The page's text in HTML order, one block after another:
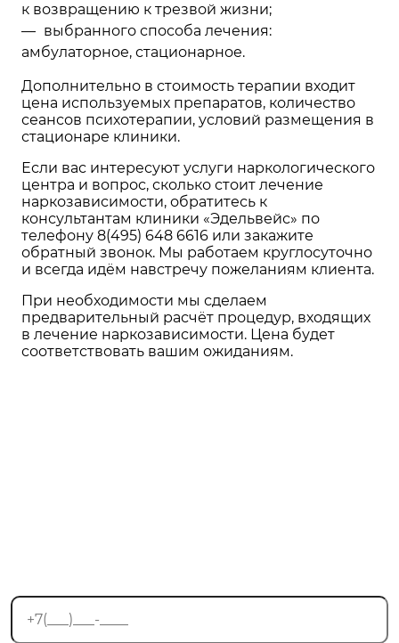
к возвращению к трезвой жизни;
выбранного способа лечения:
амбулаторное, стационарное.
Дополнительно в стоимость терапии входит
цена используемых препаратов, количество
сеансов психотерапии, условий размещения в
стационаре клиники.
Если вас интересуют услуги наркологического
центра и вопрос, сколько стоит лечение
наркозависимости, обратитесь к
консультантам клиники «Эдельвейс» по
телефону 8(495) 648 6616 или закажите
обратный звонок. Мы работаем круглосуточно
и всегда идём навстречу пожеланиям клиента.
При необходимости мы сделаем
предварительный расчёт процедур, входящих
в лечение наркозависимости. Цена будет
соответствовать вашим ожиданиям.